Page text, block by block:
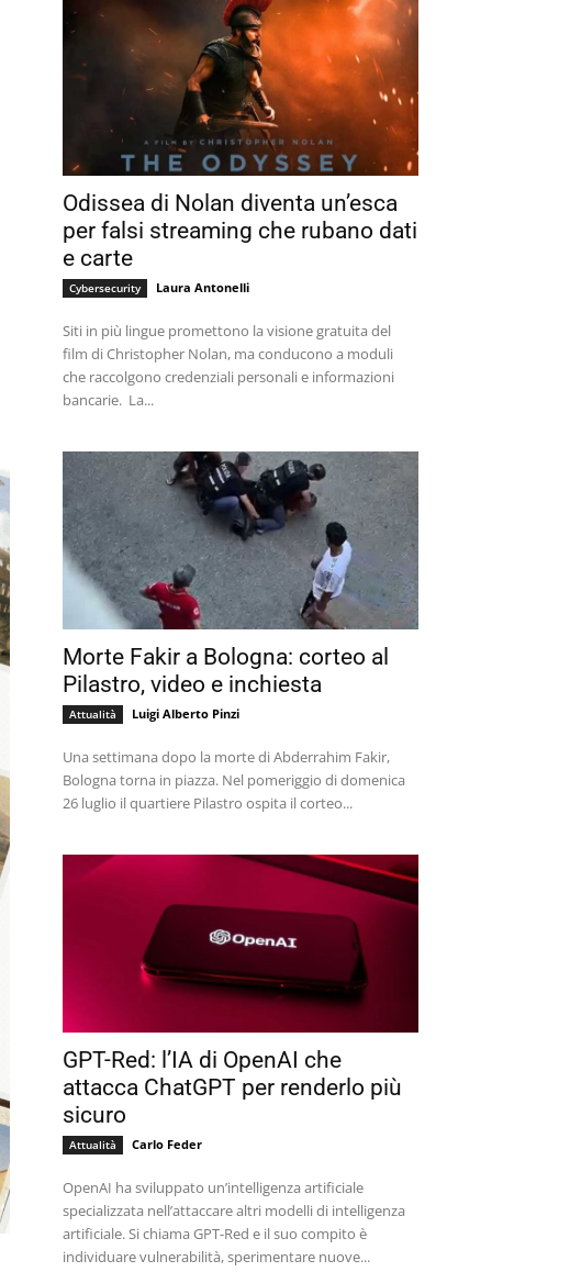
Odissea di Nolan diventa un’esca
per falsi streaming che rubano dati
e carte
Cybersecurity Laura Antonelli
Siti in più lingue promettono la visione gratuita del
film di Christopher Nolan, ma conducono a moduli
che raccolgono credenziali personali e informazioni
bancarie. La...
Morte Fakir a Bologna: corteo al
Pilastro, video e inchiesta
Attualità Luigi Alberto Pinzi
Una settimana dopo la morte di Abderrahim Fakir,
Bologna torna in piazza. Nel pomeriggio di domenica
26 luglio il quartiere Pilastro ospita il corteo...
GPT-Red: l’IA di OpenAI che
attacca ChatGPT per renderlo più
sicuro
Attualità Carlo Feder
OpenAI ha sviluppato un’intelligenza artificiale
specializzata nell’attaccare altri modelli di intelligenza
artificiale. Si chiama GPT-Red e il suo compito è
individuare vulnerabilità, sperimentare nuove...